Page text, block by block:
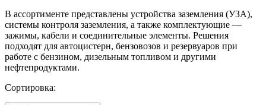
В ассортименте представлены устройства заземления (УЗА),
системы контроля заземления, а также комплектующие —
зажимы, кабели и соединительные элементы. Решения
подходят для автоцистерн, бензовозов и резервуаров при
работе с бензином, дизельным топливом и другими
нефтепродуктами.
Сортировка: